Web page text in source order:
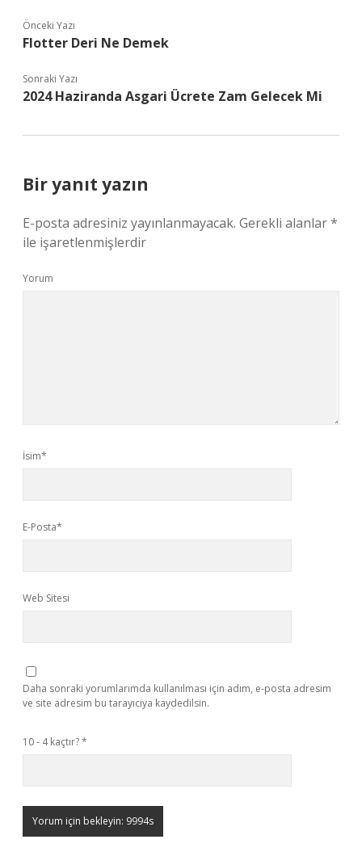
Önceki Yazı
Flotter Deri Ne Demek
Sonraki Yazı
2024 Haziranda Asgari Ücrete Zam Gelecek Mi
Bir yanıt yazın
E-posta adresiniz yayınlanmayacak. Gerekli alanlar*
ile işaretlenmişlerdir
Yorum
İsim*
E-Posta*
Web Sitesi
Daha sonraki yorumlarımda kullanılması için adım, e-posta adresim
ve site adresim bu tarayıcıya kaydedilsin.
10 - 4 kaçtır?*